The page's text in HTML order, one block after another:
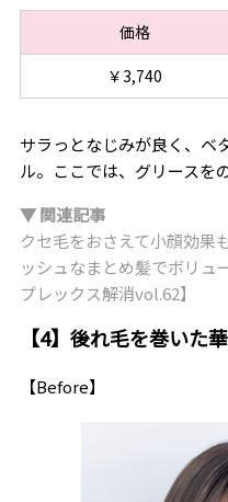
価格
￥3,740
サラっとなじみが良く、ベ
ル。ここでは、グリースを
▼ 関連記事
クセ毛をおさえて小顔効果
ッシュなまとめ髪でボリュ
プレックス解消vol.62】
【4】後れ毛を巻いた
【Before】